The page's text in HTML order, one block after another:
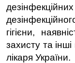
гігієни,
захисту та
лікаря України.